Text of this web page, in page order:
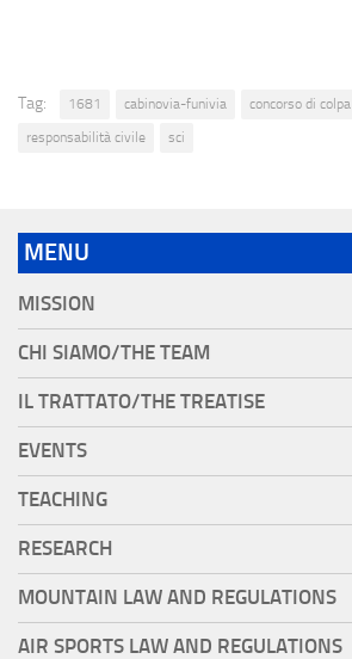
Tag: 1681 cabinovia-funivia concorso di colpa
responsabilità civile
sci
MENU
MISSION
CHI SIAMO/THE TEAM
IL TRATTATO/THE TREATISE
EVENTS
TEACHING
RESEARCH
MOUNTAIN LAW AND REGULATIONS
AIR SPORTS LAW AND REGULATIONS